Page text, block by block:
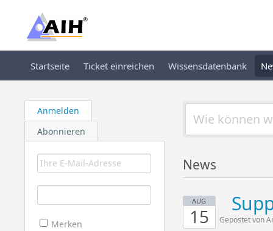
Startseite Ticket einreichen Wissensdatenbank
Anmelden
Abonnieren
Merken
News
AUG
15 Gepostet von